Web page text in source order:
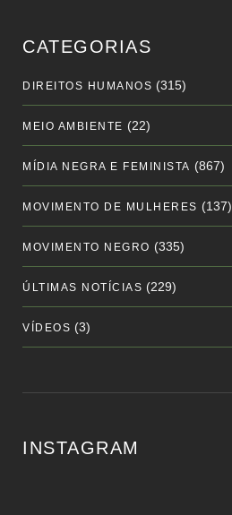
CATEGORIAS
DIREITOS HUMANOS (315)
MEIO AMBIENTE (22)
MÍDIA NEGRA E FEMINISTA (867)
MOVIMENTO DE MULHERES (137)
MOVIMENTO NEGRO (335)
ÚLTIMAS NOTÍCIAS (229)
VÍDEOS (3)
INSTAGRAM